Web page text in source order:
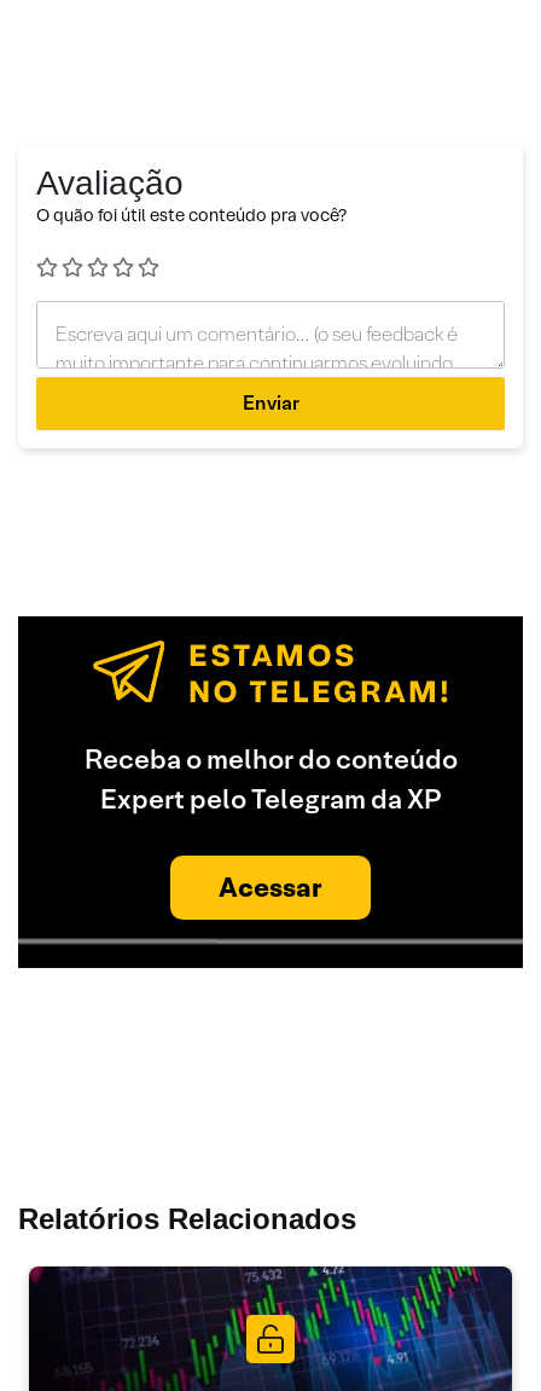
Avaliação
O quão foi útil este conteúdo pra você?
Enviar
Receba o melhor do conteúdo
Expert pelo Telegram da XP
Acessar
Relatórios Relacionados